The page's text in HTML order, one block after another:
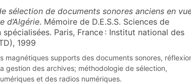
sélection de documents sonores anciens en
d’Algérie. Mémoire de D.E.S.S. Sciences de
Paris, France : Institut national des
1999
magnétiques supports des documents sonores,
gestion des archives; méthodologie de sélection,